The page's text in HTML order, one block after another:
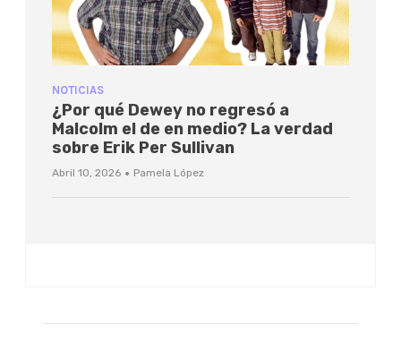
NOTICIAS
¿Por qué Dewey no regresó a
Malcolm el de en medio? La verdad
sobre Erik Per Sullivan
Abril 10, 2026 · Pamela López